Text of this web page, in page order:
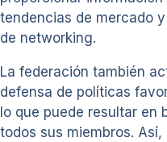
tendencias de mercado
de networking.
La federación también
defensa de políticas
lo que puede resultar en
todos sus miembros.